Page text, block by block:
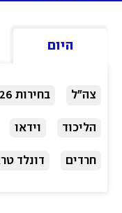
היום
צה"ל בחירות 2026
הליכוד וידאו
חרדים דונלד